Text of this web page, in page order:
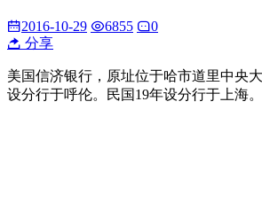
2016-10-29 6855
0
分享
美国信济银行，原址位于哈市道里中央
设分行于呼伦。民国19年设分行于上海